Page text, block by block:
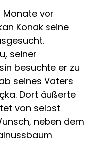
Monate vor
Konak seine
seiner
besuchte er zu
seines Vaters
Dort äußerte
von selbst
neben dem